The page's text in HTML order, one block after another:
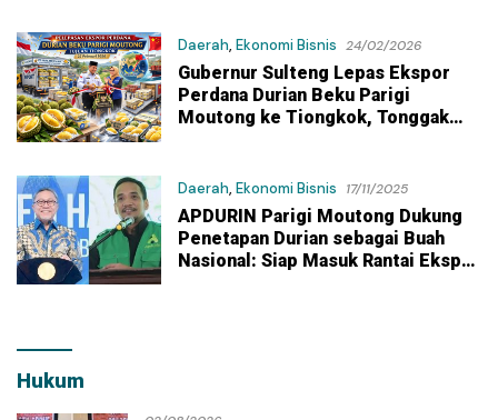
Daerah, Ekonomi Bisnis 24/02/2026
Gubernur Sulteng Lepas Ekspor
Perdana Durian Beku Parigi
Moutong ke Tiongkok, Tonggak
Daerah, Ekonomi Bisnis 17/11/2025
APDURIN Parigi Moutong Dukung
Penetapan Durian sebagai Buah
Nasional: Siap Masuk Rantai Ekspor
Hukum